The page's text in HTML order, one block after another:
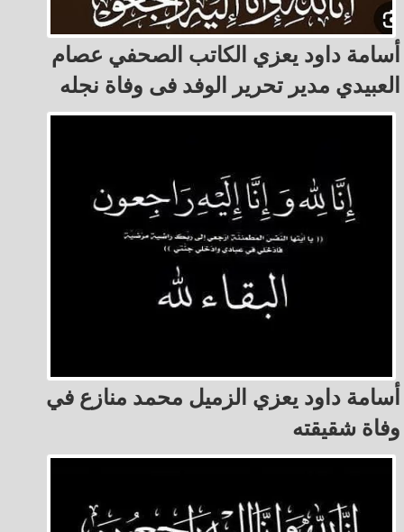
أسامة داود يعزي الكاتب الصحفي عصام
العبيدي مدير تحرير الوفد فى وفاة نجله
أسامة داود يعزي الزميل محمد منازع في
وفاة شقيقته